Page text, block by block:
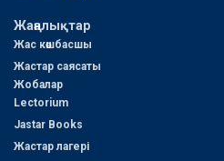
Жаңалықтар
Жас көшбасшы
Жастар саясаты
Жобалар
Lectorium
Jastar Books
Жастар лагері